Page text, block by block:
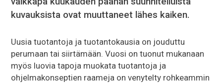
kuvauksista ovat muuttaneet lähes kaiken.
Uusia tuotantoja ja tuotantokausia on jouduttu
perumaan tai siirtämään. Vuosi on tuonut mukanaan
myös luovia tapoja muokata tuotantoja ja
ohjelmakonseptien raameja on venytelty rohkeammin